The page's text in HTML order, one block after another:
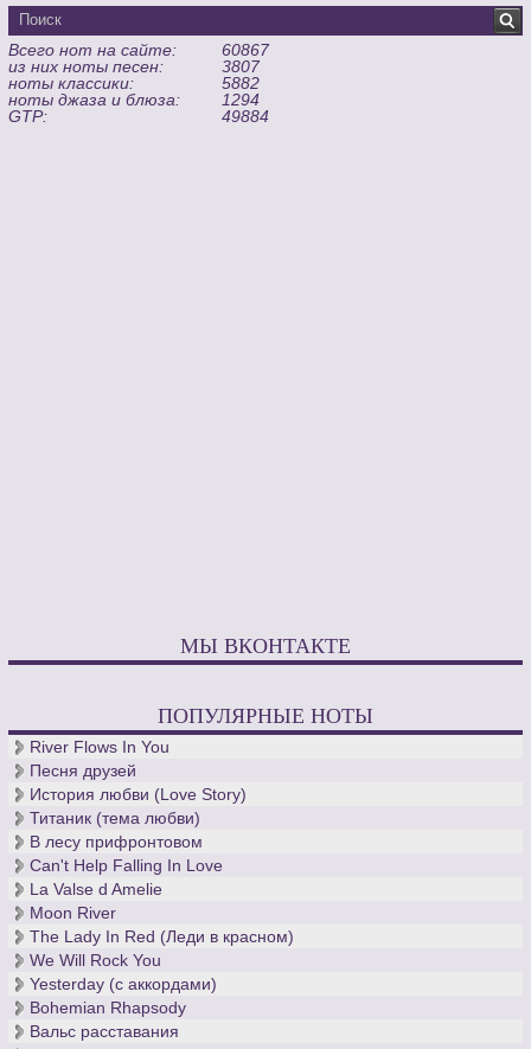
Всего нот на сайте:
60867
из них ноты песен:
3807
ноты классики:
5882
ноты джаза и блюза:
1294
GTP:
49884
МЫ ВКОНТАКТЕ
ПОПУЛЯРНЫЕ НОТЫ
River Flows In You
Песня друзей
История любви (Love Story)
Титаник (тема любви)
В лесу прифронтовом
Can't Help Falling In Love
La Valse d Amelie
Moon River
The Lady In Red (Леди в красном)
We Will Rock You
Yesterday (с аккордами)
Bohemian Rhapsody
Вальс расставания